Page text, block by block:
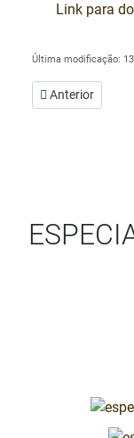
Link para
Última modificação:
Artigo anterior:
Anterior